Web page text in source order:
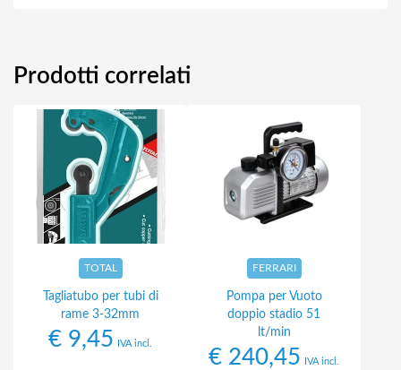
Prodotti correlati
TOTAL
Tagliatubo per tubi di
rame 3-32mm
€ 9,45 IVA incl.
FERRARI
Pompa per Vuoto
doppio stadio 51
lt/min
€ 240,45 IVA incl.